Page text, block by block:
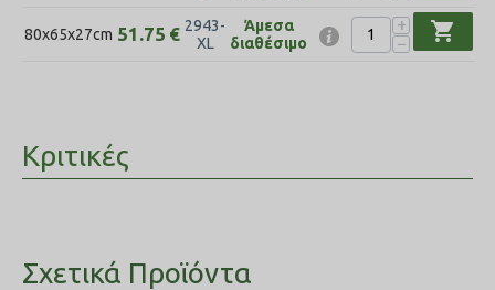
80x65x27cm 51.75 € 2943-
XL
Άμεσα
διαθέσιμο
+
−
shopping_cart
Κριτικές
Σχετικά Προϊόντα